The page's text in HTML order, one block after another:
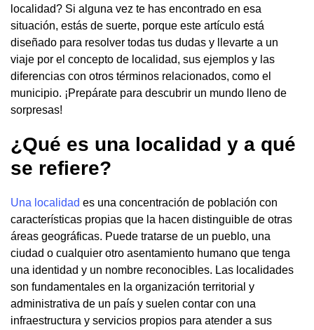
localidad? Si alguna vez te has encontrado en esa
situación, estás de suerte, porque este artículo está
diseñado para resolver todas tus dudas y llevarte a un
viaje por el concepto de localidad, sus ejemplos y las
diferencias con otros términos relacionados, como el
municipio. ¡Prepárate para descubrir un mundo lleno de
sorpresas!
¿Qué es una localidad y a qué
se refiere?
Una localidad es una concentración de población con
características propias que la hacen distinguible de otras
áreas geográficas. Puede tratarse de un pueblo, una
ciudad o cualquier otro asentamiento humano que tenga
una identidad y un nombre reconocibles. Las localidades
son fundamentales en la organización territorial y
administrativa de un país y suelen contar con una
infraestructura y servicios propios para atender a sus